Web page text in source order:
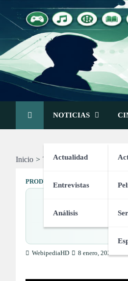
to
content
NOTICIAS
Actualidad
Entrevistas
Análisis
Inicio Tienda NOX Overgrip
PRODUCTOS DE DEPORTES
WebipediaHD 8 enero, 2025